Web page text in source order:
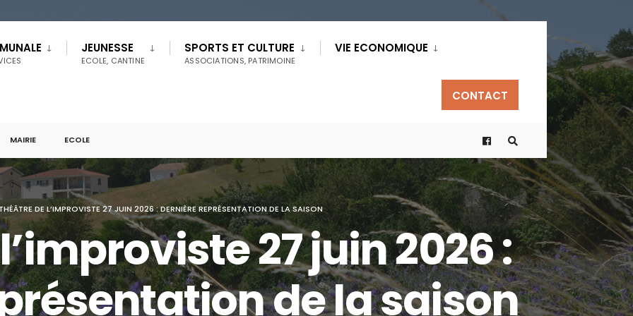
JEUNESSE
ECOLE, CANTINE
SPORTS ET CULTURE
ASSOCIATIONS, PATRIMOINE
VIE ECONOMIQUE
CONTACT
MAIRIE ECOLE
THÉÂTRE DE L’IMPROVISTE 27 JUIN 2026 : DERNIÈRE REPRÉSENTATION DE LA SAISON
27 juin 2026 :
de la saison